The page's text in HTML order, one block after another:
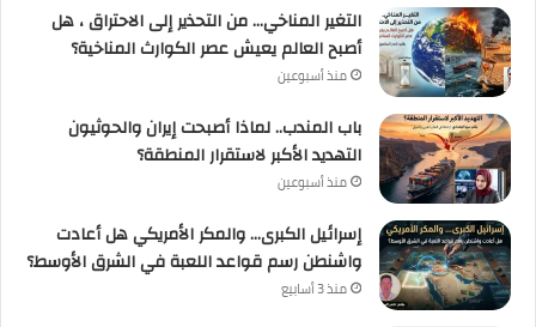
التغير المناخي… من التحذير إلى الاحتراق ، هل
أصبح العالم يعيش عصر الكوارث المناخية؟
منذ أسبوعين
باب المندب.. لماذا أصبحت إيران والحوثيون
التهديد الأكبر لاستقرار المنطقة؟
منذ أسبوعين
إسرائيل الكبرى… والمكر الأمريكي هل أعادت
واشنطن رسم قواعد اللعبة في الشرق الأوسط؟
منذ 3 أسابيع